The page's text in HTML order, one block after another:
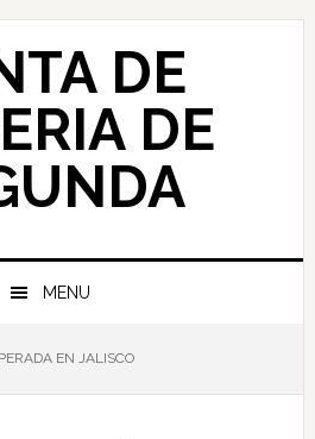
DE
DE
MENU
EN JALISCO